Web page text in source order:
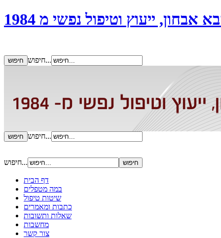
ייעוץ וטיפול נפשי מ 1984
חיפוש...
חיפוש...
חיפוש...
דף הבית
במה מטפלים
שיטות טיפול
כתבות ומאמרים
שאלות ותשובות
מחשבות
צור קשר